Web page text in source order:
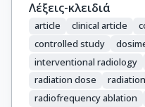
Λέξεις-κλειδιά
article clinical article
controlled study
interventional radiology
radiation dose
radiofrequency ablation